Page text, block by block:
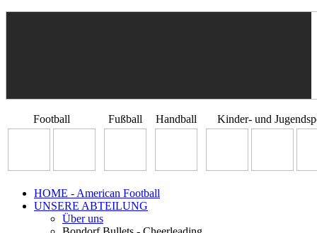
Football Fußball Handball Kinder- und
HOME - American Football
UNSERE ABTEILUNG
Über uns